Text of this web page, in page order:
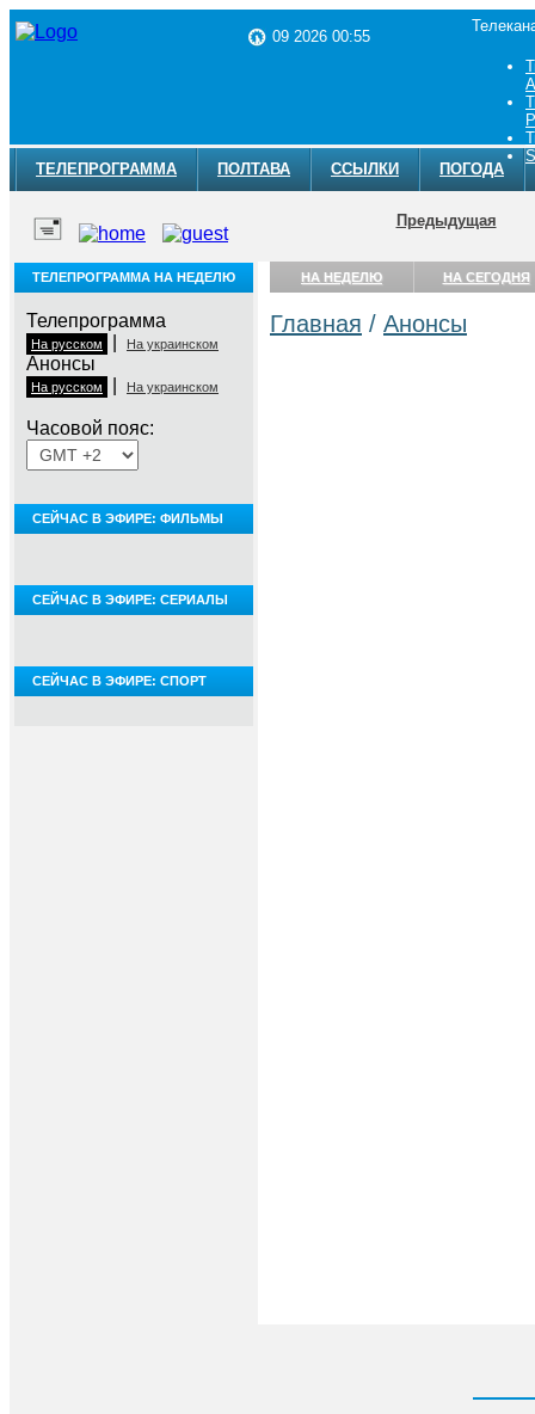
09 2026 00:55
ТЕЛЕПРОГРАММА ПОЛТАВА ССЫЛКИ ПОГОДА
Предыдущая
ТЕЛЕПРОГРАММА НА НЕДЕЛЮ
Телепрограмма
На русском На украинском
Анонсы
На русском На украинском
Часовой пояс:
СЕЙЧАС В ЭФИРЕ: ФИЛЬМЫ
СЕЙЧАС В ЭФИРЕ: СЕРИАЛЫ
СЕЙЧАС В ЭФИРЕ: СПОРТ
НА НЕДЕЛЮ НА СЕГОДНЯ
Главная / Анонсы